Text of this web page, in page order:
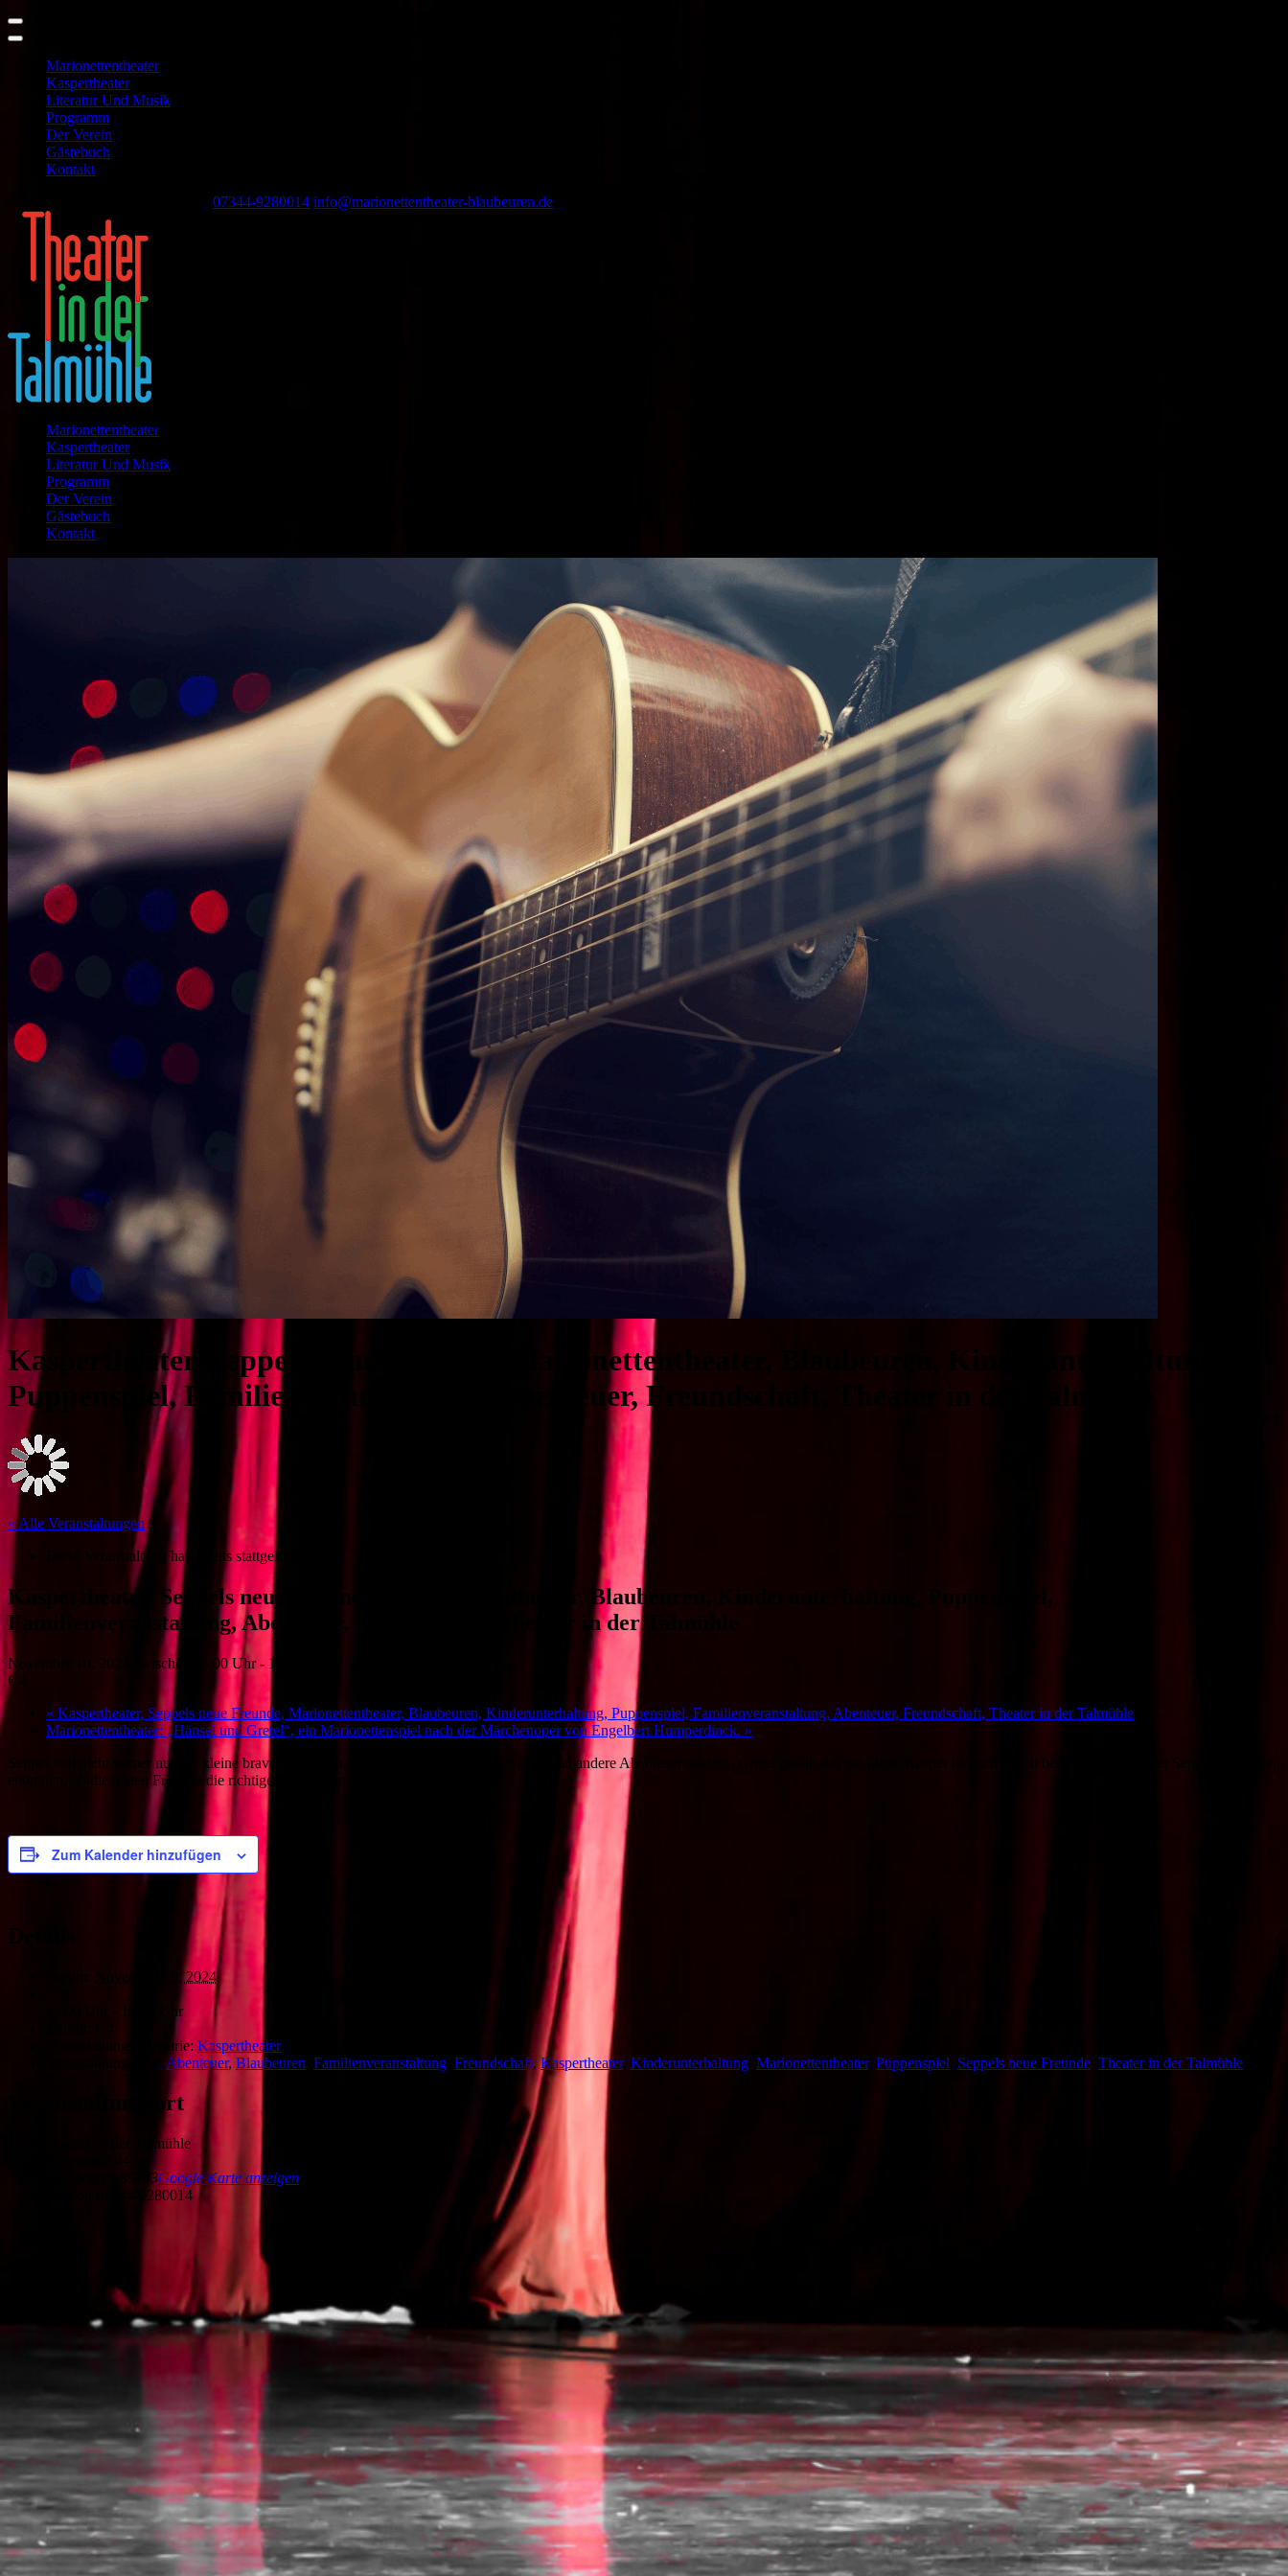
Marionettentheater
Kaspertheater
Literatur Und Musik
Programm
Der Verein
Gästebuch
Kontakt
content
07344-9280014 info@marionettentheater-blaubeuren.de
Marionettentheater
Kaspertheater
Literatur Und Musik
Programm
Der Verein
Gästebuch
Kontakt
Kaspertheater, Seppels neue Freunde, Marionettentheater, Blaubeuren, Kinderunterhaltung,
Puppenspiel, Familienveranstaltung, Abenteuer, Freundschaft, Theater in der Talmühle
« Alle Veranstaltungen
Diese Veranstaltung hat bereits stattgefunden.
Kaspertheater, Seppels neue Freunde, Marionettentheater, Blaubeuren, Kinderunterhaltung, Puppenspiel,
Familienveranstaltung, Abenteuer, Freundschaft, Theater in der Talmühle
November 10, 2024 zwischen 15:00 Uhr- 15:30 Uhr
€ 4
« Kaspertheater, Seppels neue Freunde, Marionettentheater, Blaubeuren, Kinderunterhaltung, Puppenspiel, Familienveranstaltung, Abenteuer, Freundschaft, Theater in der Talmühle
Marionettentheater: „Hänsel und Gretel“, ein Marionettenspiel nach der Märchenoper von Engelbert Humperdinck. »
Seppel will nicht immer nur der kleine brave Junge sein, mit neuen Freunden will er auch mal andere Abenteuer erleben. Gretel gefällt das gar nicht. Kasper ist auch gleich bereit zu helfen, aber Seppel soll selber
erkennen, ob die neuen Freunde die richtigen für ihn sind.
Zum Kalender hinzufügen
November 10, 2024
15:00 Uhr - 15:30 Uhr
Veranstaltungskategorie: Kaspertheater
Veranstaltung-Tags: Abenteuer, Blaubeuren Familienveranstaltung Freundschaft,Kaspertheater, Kinderunterhaltung Marionettentheater, Puppenspiel Seppels neue Freunde Theater in der Talmühle
Veranstaltungsort
Theater in der Talmühle
89143Google Karte anzeigen
07344-9280014